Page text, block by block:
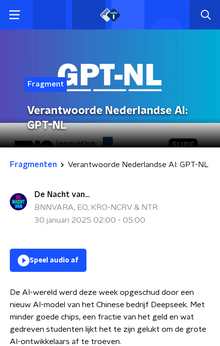
Fragment
Verantwoorde Nederlandse AI:
GPT-NL
Fragmenten Verantwoorde Nederlandse AI: GPT-NL
De Nacht van...
BNNVARA, EO, KRO-NCRV & NTR
30 januari 2025 02:00 - 05:00
Speel audio af
De AI-wereld werd deze week opgeschud door een
nieuw AI-model van het Chinese bedrijf Deepseek. Met
minder goede chips, een fractie van het geld en wat
gedreven studenten lijkt het te zijn gelukt om de grote
AI-ontwikkelaars af te troeven.